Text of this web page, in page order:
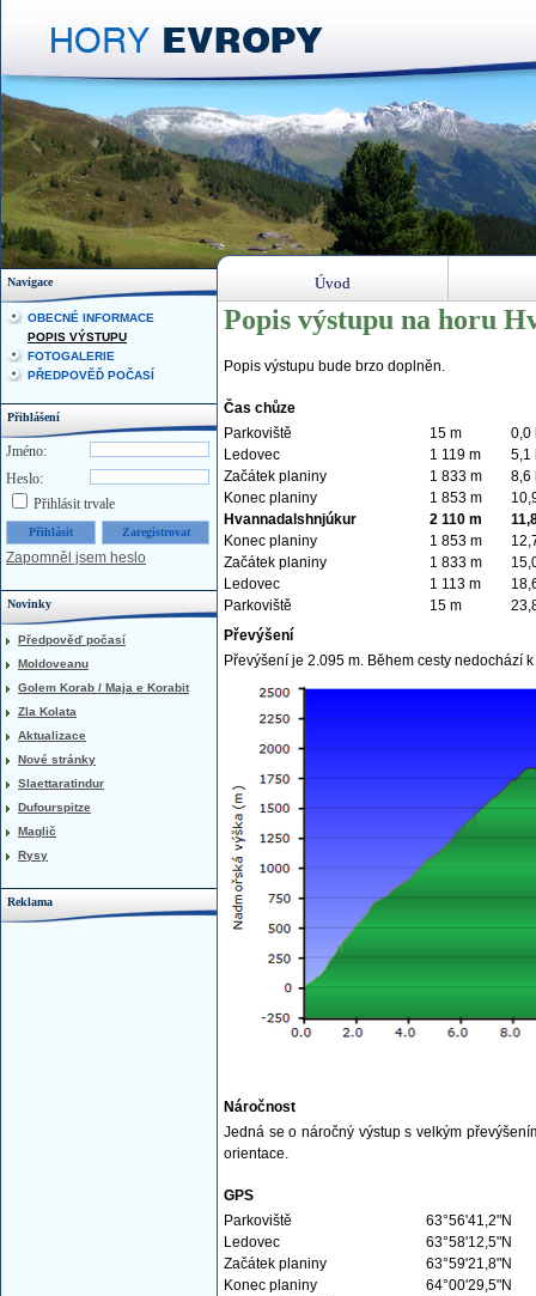
Popis výstupu na horu
Popis výstupu bude brzo doplněn.
Čas chůze
Parkoviště
15 m
0,0
Ledovec
1 119 m
5,1
Začátek planiny
1 833 m
8,6
Konec planiny
1 853 m
Hvannadalshnjúkur
2 110 m
Konec planiny
1 853 m
Začátek planiny
1 833 m
Ledovec
1 113 m
Parkoviště
15 m
Převýšení
Převýšení je 2.095 m. Během cesty nedochází
Náročnost
Jedná se o náročný výstup s velkým
orientace.
GPS
Parkoviště
63°56'41,2"N
Ledovec
63°58'12,5"N
Začátek planiny
63°59'21,8"N
Konec planiny
64°00'29,5"N
Navigace
OBECNÉ INFORMACE
POPIS VÝSTUPU
FOTOGALERIE
PŘEDPOVĚĎ POČASÍ
Přihlášení
Jméno:
Heslo:
Přihlásit trvale
Zapomněl jsem heslo
Novinky
Předpověď počasí
Moldoveanu
Golem Korab / Maja e Korabit
Zla Kolata
Aktualizace
Nové stránky
Slaettaratindur
Dufourspitze
Maglič
Rysy
Reklama
Úvod